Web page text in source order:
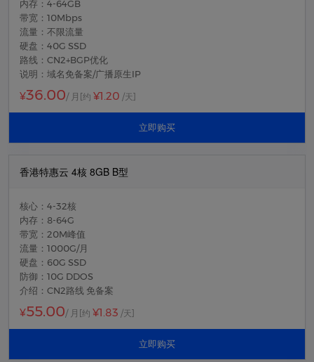
内存：4-64GB
带宽：10Mbps
流量：不限流量
硬盘：40G SSD
路线：CN2+BGP优化
说明：域名免备案/广播原生IP
¥36.00/ 月 [约 ¥1.20 /天]
立即购买
香港特惠云 4核 8GB B型
核心：4-32核
内存：8-64G
带宽：20M峰值
流量：1000G/月
硬盘：60G SSD
防御：10G DDOS
介绍：CN2路线 免备案
¥55.00/ 月 [约 ¥1.83 /天]
立即购买